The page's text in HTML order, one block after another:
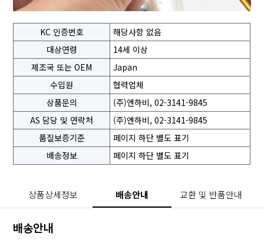
KC 인증번호
해당사항 없음
대상연령
14세 이상
제조국 또는 OEM
Japan
수입원
협력업체
상품문의
(주)엔하비, 02-3141-9845
AS 담당 및 연락처
(주)엔하비, 02-3141-9845
품질보증기준
페이지 하단 별도 표기
배송정보
페이지 하단 별도 표기
상품상세정보 배송안내 교환 및 반품안내
배송안내